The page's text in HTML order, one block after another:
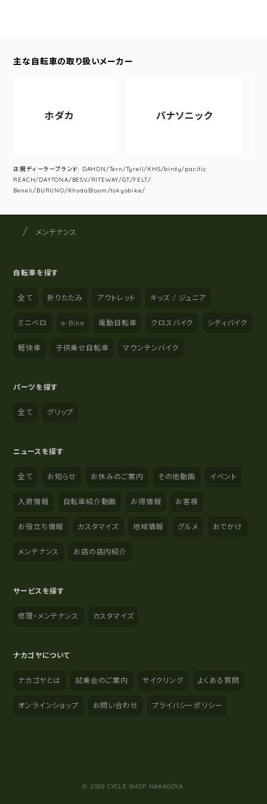
主な自転車の取り扱いメーカー
ホダカ パナソニック
正規ディーラーブランド: DAHON/Tern/Tyrell/KHS/birdy/pacific
REACH/DAYTONA/BESV/RITEWAY/GT/FELT/
Beneli/BURUNO/KhodaBloom/tokyobike/
サイト内の現在地
サイクルショップナカゴヤ
メンテナンス
自転車を探す
全て 折りたたみ アウトレット キッズ / ジュニア
ミニベロ e-Bike 電動自転車 クロスバイク シティバイク
軽快車 子供乗せ自転車 マウンテンバイク
パーツを探す
全て グリップ
ニュースを探す
全て お知らせ お休みのご案内 その他動画 イベント
入荷情報 自転車紹介動画 お得情報 お客様
お役立ち情報 カスタマイズ 地域情報 グルメ おでかけ
メンテナンス お店の店内紹介
サービスを探す
修理・メンテナンス カスタマイズ
ナカゴヤについて
ナカゴヤとは 試乗会のご案内 サイクリング よくある質問
オンラインショップ お問い合わせ プライバシーポリシー
© 2020 CYCLE SHOP NAKAGOYA.